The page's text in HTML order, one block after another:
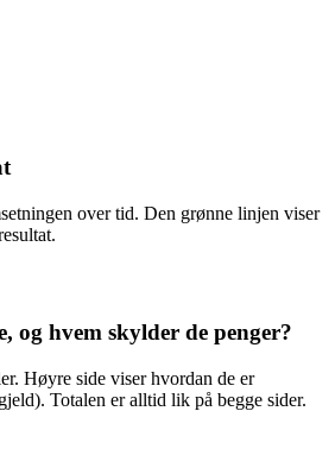
over tid. Den grønne linjen viser
og hvem skylder de penger?
Høyre side viser hvordan de er
Totalen er alltid lik på begge sider.